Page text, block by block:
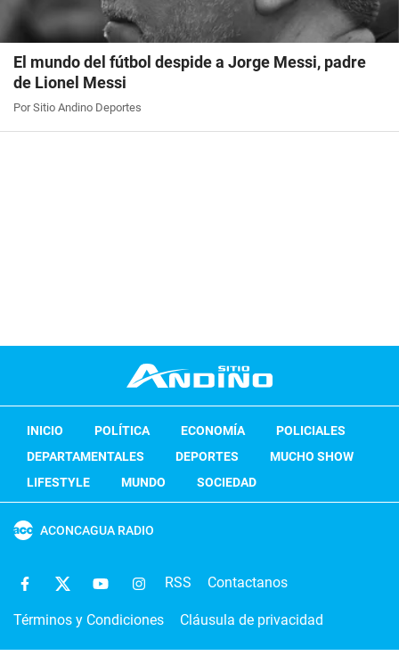
El mundo del fútbol despide a Jorge Messi, padre
de Lionel Messi
Por Sitio Andino Deportes
INICIO POLÍTICA ECONOMÍA
POLICIALES
DEPARTAMENTALES
DEPORTES
MUCHO SHOW
LIFESTYLE
MUNDO SOCIEDAD
ACONCAGUA RADIO
RSS Contactanos
Términos y Condiciones Cláusula de privacidad